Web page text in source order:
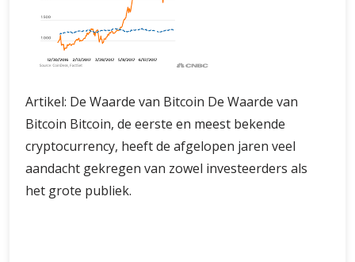
Artikel: De Waarde van Bitcoin De Waarde van
Bitcoin Bitcoin, de eerste en meest bekende
cryptocurrency, heeft de afgelopen jaren veel
aandacht gekregen van zowel investeerders als
het grote publiek.